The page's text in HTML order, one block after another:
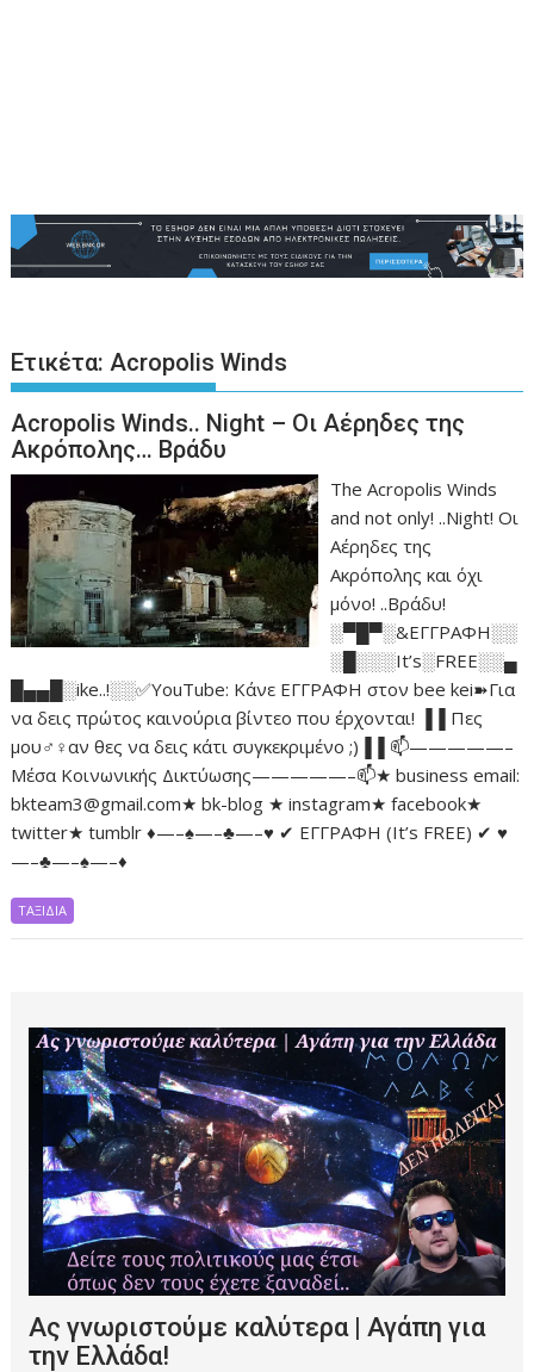
Ετικέτα:Acropolis Winds
Acropolis Winds.. Night – Οι Αέρηδες της
Ακρόπολης… Βράδυ
The Acropolis Winds
and not only! ..Night! Οι
Αέρηδες της
Ακρόπολης και όχι
μόνο! ..Βράδυ!
░▀█▀░&ΕΓΓΡΑΦΗ░░
░█░░░It’s░FREE░░▄
█▄▄█░ike..!░░✅YouTube: Κάνε ΕΓΓΡΑΦΗ στον bee kei➽Για
να δεις πρώτος καινούρια βίντεο που έρχονται! ▐▐ Πες
μου♂♀αν θες να δεις κάτι συγκεκριμένο ;)▐▐ 📫—————–
Μέσα Κοινωνικής Δικτύωσης—————–📫★ business email:
bkteam3@gmail.com★ bk-blog ★ instagram★ facebook★
twitter★ tumblr ♦—–♠—–♣—–♥ ✔ ΕΓΓΡΑΦΗ (It’s FREE) ✔ ♥
—–♣—–♠—–♦
ΤΑΞΙΔΙΑ
Ας γνωριστούμε καλύτερα | Αγάπη για
την Ελλάδα!